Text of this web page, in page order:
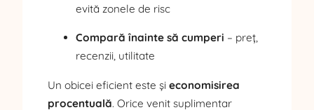
evită zonele de risc
Compară înainte să cumperi – preț,
recenzii, utilitate
Un obicei eficient este și economisirea
procentuală. Orice venit suplimentar